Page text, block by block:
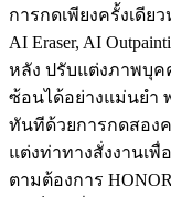
การกดเพียงครั้งเดีย
AI Eraser, AI
หลัง ปรับแต่งภาพบุค
ซ้อนได้อย่างแม่นยำ
ทันทีด้วยการกดสอง
แต่งท่าทางสั่งงานเพื่
ตามต้องการ